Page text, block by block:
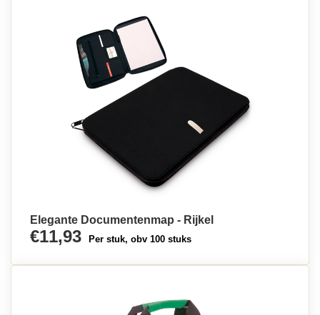
Elegante Documentenmap - Rijkel
€11,93 Per stuk, obv 100 stuks